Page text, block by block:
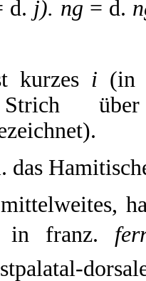
d. j). ng = d.
kurzes i (in
in franz.